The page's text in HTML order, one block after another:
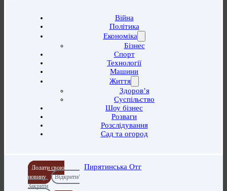
Війна
Політика
Економіка
Бізнес
Спорт
Технології
Машини
Життя
Здоров’я
Суспільство
Шоу бізнес
Розваги
Розслідування
Сад та огород
Додати свою
новину
Відкрити/
Закрити
Пирятинська Отг